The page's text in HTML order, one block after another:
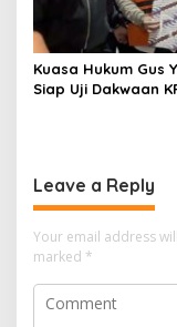
Kuasa Hukum Gus
Siap Uji Dakwaan
Leave a Reply
Your email address
marked *